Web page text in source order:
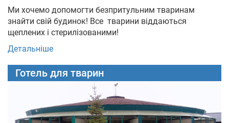
Ми хочемо допомогти безпритульним тваринам
знайти свій будинок! Все тварини віддаються
щеплених і стерилізованими!
Детальніше
Готель для тварин